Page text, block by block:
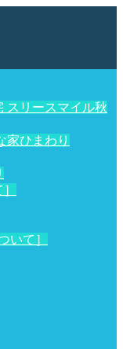
スリースマイル秋
家ひまわり
いて］